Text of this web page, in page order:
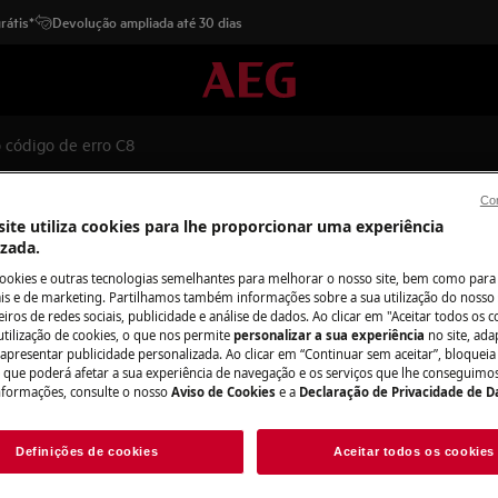
Devolução ampliada até 30 dias
de erro C8
o código de erro C8
C8, existe um problema no
da Electrolux para resolver
Peças e
Encontre as
seu
utiliza cookies para lhe proporcionar uma experiência
e outras tecnologias semelhantes para melhorar o nosso site, bem como
e de marketing. Partilhamos também informações sobre a sua utilização do nosso
de redes sociais, publicidade e análise de dados. Ao clicar em "Aceitar todos os
de cookies, o que nos permite personalizar a sua experiência no site,
publicidade personalizada. Ao clicar em “Continuar sem aceitar”,
que poderá afetar a sua experiência de navegação e os serviços que lhe
consulte o nosso Aviso de Cookies e a Declaração de Privacidade de
Definições de cookies Aceitar todos os cookies